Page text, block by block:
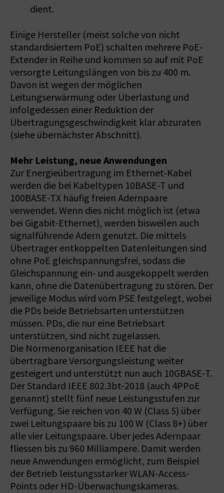
dient.
Einige Hersteller (meist solche von nicht
standardisiertem PoE) schalten mehrere PoE-
Extender in Reihe und kommen so auf mit PoE
versorgte Leitungslängen von bis zu 400 m.
Davon ist wegen der möglichen
Leitungserwärmung oder Überlastung und
infolgedessen einer Reduktion der
Übertragungsgeschwindigkeit klar abzuraten
(siehe übernächster Abschnitt).
Mehr Leistung, neue Anwendungen
Zur Energieübertragung im Ethernet-Kabel
werden die bei Kabeltypen 10BASE-T und
100BASE-TX häufig freien Adernpaare
verwendet. Wenn dies nicht möglich ist (etwa
bei Gigabit-Ethernet), werden bisweilen auch
signalführende Adern genutzt. Die mittels
Übertrager entkoppelten Datenleitungen sind
ohne PoE gleichspannungsfrei, sodass die
Gleichspannung ein- und ausgekoppelt werden
kann, ohne die Datenübertragung zu stören. Der
jeweilige Modus wird vom PSE festgelegt, wobei
die PDs beide Betriebsarten unterstützen
müssen. PDs, die nur eine Betriebsart
unterstützen, sind nicht zugelassen.
Die Normenorganisation IEEE hat die
übertragbare Versorgungsleistung weiter
gesteigert und unterstützt nun auch 10GBASE-T.
Der Standard IEEE 802.3bt-2018 (auch 4PPoE
genannt) stellt fünf neue Leistungsstufen zur
Verfügung. Sie reichen von 40 W (Class 5) über
zwei Leitungspaare bis zu 100 W (Class 8+) über
alle vier Leitungspaare. Über jedes Adernpaar
fliessen bis zu 960 Milliampere. Damit werden
neue Anwendungen ermöglicht, zum Beispiel
der Betrieb leistungsstarker WLAN-Access-
Points oder HD-Überwachungskameras.